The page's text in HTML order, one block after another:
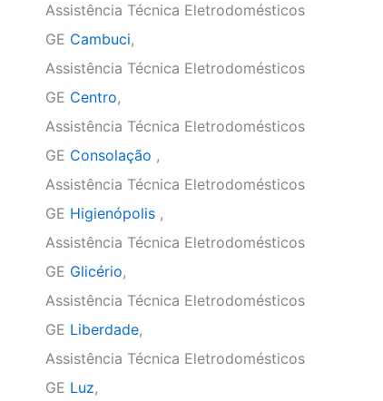
Assistência Técnica Eletrodomésticos
GE Cambuci,
Assistência Técnica Eletrodomésticos
GE Centro,
Assistência Técnica Eletrodomésticos
GE Consolação ,
Assistência Técnica Eletrodomésticos
GE Higienópolis ,
Assistência Técnica Eletrodomésticos
GE Glicério,
Assistência Técnica Eletrodomésticos
GE Liberdade,
Assistência Técnica Eletrodomésticos
GE Luz,